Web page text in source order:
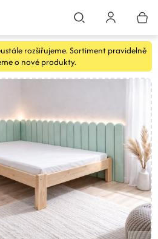
rozšiřujeme. Sortiment pravidelně
o nové produkty.